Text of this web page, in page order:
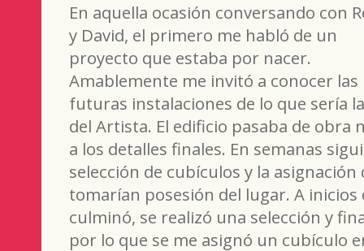
En aquella ocasión conversando con
y David, el primero me habló de un
proyecto que estaba por nacer.
Amablemente me invitó a conocer las
futuras instalaciones de lo que sería
del Artista. El edificio pasaba de obra
a los detalles finales. En semanas
selección de cubículos y la
tomarían posesión del lugar. A inicios
culminó, se realizó una selección y
por lo que se me asignó un cubículo